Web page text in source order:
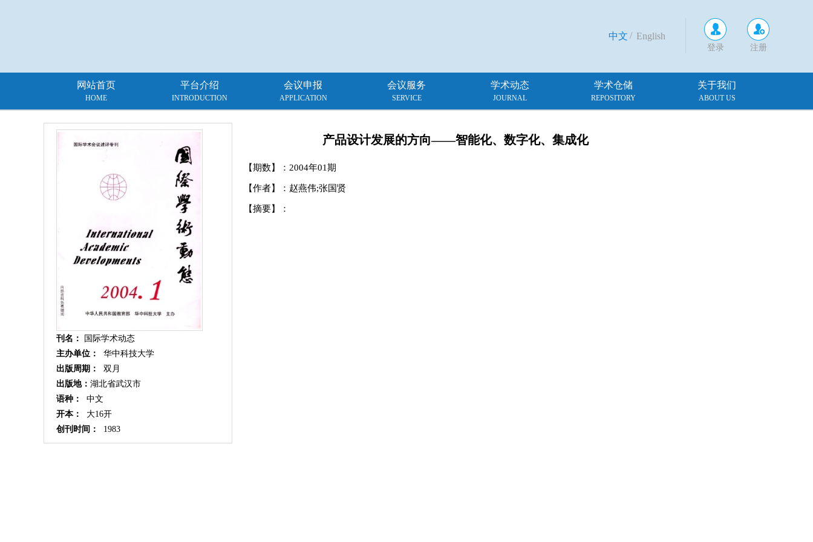
中文 / English
登录 注册
网站首页
HOME
平台介绍
INTRODUCTION
会议申报
APPLICATION
会议服务
SERVICE
学术动态
JOURNAL
学术仓储
REPOSITORY
关于我们
ABOUT US
刊名：
国际学术动态
主办单位：
华中科技大学
出版周期：
双月
出版地： 湖北省武汉市
语种：
中文
开本：
大16开
创刊时间：
1983
产品设计发展的方向——智能化、数字化、集成化
【期数】： 2004年01期
【作者】：赵燕伟;张国贤
【摘要】：